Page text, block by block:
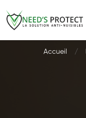
Accueil